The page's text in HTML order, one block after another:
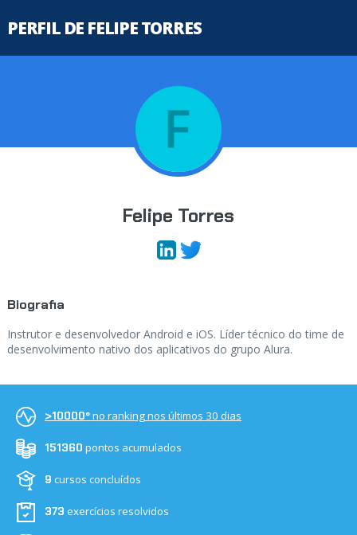
PERFIL DE FELIPE TORRES
Felipe Torres
Biografia
Instrutor e desenvolvedor Android e iOS. Líder técnico do time de
desenvolvimento nativo dos aplicativos do grupo Alura.
>10000ºno ranking nos últimos 30 dias
151360 pontos acumulados
9 cursos concluídos
373 exercícios resolvidos